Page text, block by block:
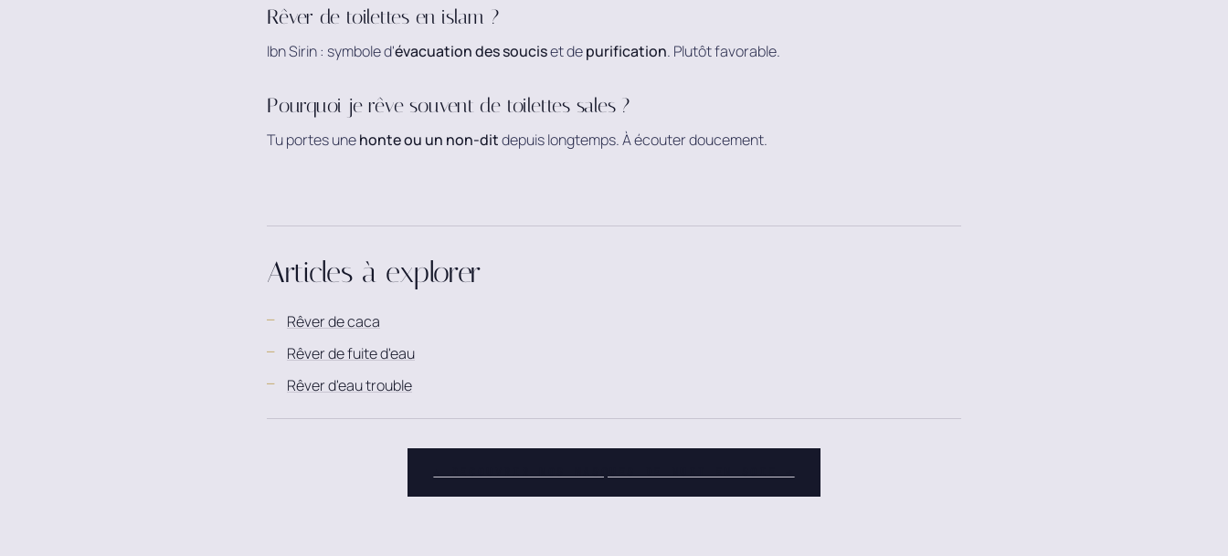
Rêver de toilettes en islam ?
Ibn Sirin : symbole d'évacuation des souciset depurification. Plutôt favorable.
Pourquoi je rêve souvent de toilettes sales ?
Tu portes unehonte ou un non-ditdepuis longtemps. À écouter doucement.
Articles à explorer
Rêver de caca
Rêver de fuite d'eau
Rêver d'eau trouble